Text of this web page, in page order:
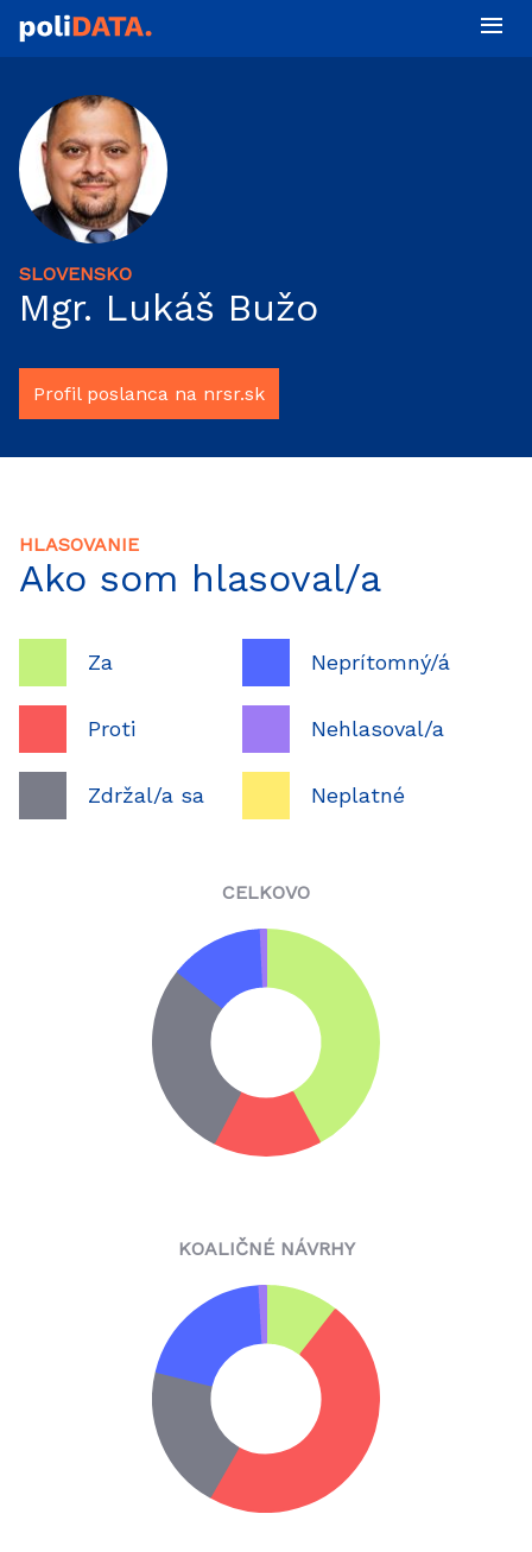
SLOVENSKO
Mgr. Lukáš Bužo
Profil poslanca na nrsr.sk
HLASOVANIE
Ako som hlasoval/a
Za
Proti
Zdržal/a sa
Neprítomný/á
Nehlasoval/a
Neplatné
CELKOVO
KOALIČNÉ NÁVRHY